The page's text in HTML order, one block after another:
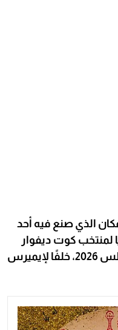
الذي صنع فيه أحد
لمنتخب كوت ديفوار
للمرة الثانية، يوم الثلاثاء 4 أغسطس 2026، خلفًا لإيميرس